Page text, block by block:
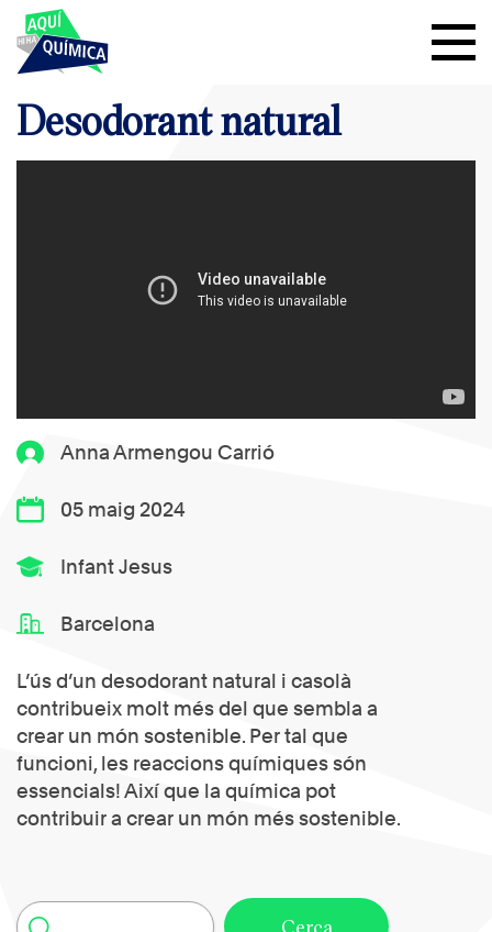
Anna Armengou Carrió
05 maig 2024
Infant Jesus
Barcelona
L’ús d’un desodorant natural i casolà
contribueix molt més del que sembla a
crear un món sostenible. Per tal que
funcioni, les reaccions químiques són
essencials! Així que la química pot
contribuir a crear un món més sostenible.
Desodorant natural